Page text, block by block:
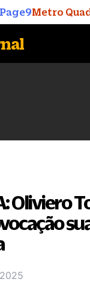
Page9Metro
Oliviero